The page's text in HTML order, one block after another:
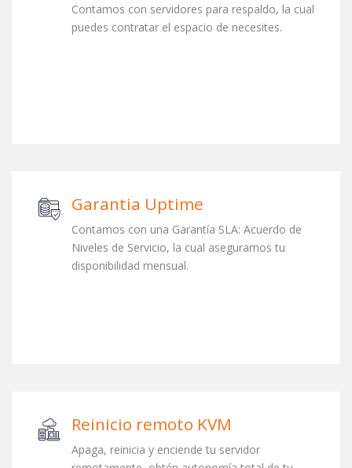
Contamos con servidores para respaldo, la cual
puedes contratar el espacio de necesites.
Garantia Uptime
Contamos con una Garantía SLA: Acuerdo de
Niveles de Servicio, la cual aseguramos tu
disponibilidad mensual.
Reinicio remoto KVM
Apaga, reinicia y enciende tu servidor